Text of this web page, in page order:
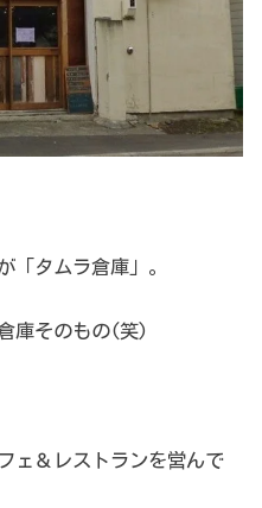
「タムラ倉庫」。
庫そのもの(笑)
ェ＆レストランを営んで